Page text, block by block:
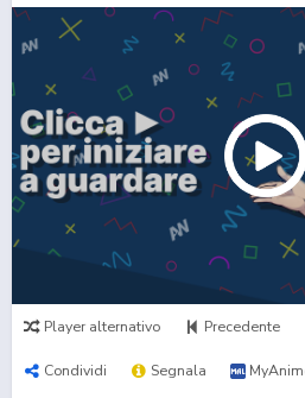
Player alternativo Precedente
Condividi Segnala